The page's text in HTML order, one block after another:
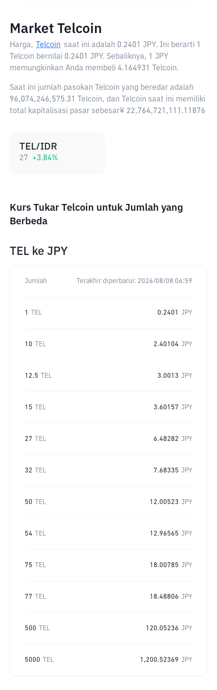
Market Telcoin
Harga, Telcoin saat ini adalah 0.2401 JPY. Ini berarti 1
Telcoin bernilai 0.2401 JPY. Sebaliknya, 1 JPY
memungkinkan Anda membeli 4.164931 Telcoin.
Saat ini jumlah pasokan Telcoin yang beredar adalah
96,074,246,575.31 Telcoin, dan Telcoin saat ini memiliki
total kapitalisasi pasar sebesar¥ 22,764,721,111.11876
TEL/IDR
27 +3.84%
Kurs Tukar Telcoin untuk Jumlah yang
Berbeda
TEL ke JPY
Jumlah Terakhir diperbarui: 2026/08/08 06:59
1 TEL 0.2401 JPY
10 TEL 2.40104 JPY
12.5 TEL 3.0013 JPY
15 TEL 3.60157 JPY
27 TEL 6.48282 JPY
32 TEL 7.68335 JPY
50 TEL 12.00523 JPY
54 TEL 12.96565 JPY
75 TEL 18.00785 JPY
77 TEL 18.48806 JPY
500 TEL 120.05236 JPY
5000 TEL 1,200.52369 JPY